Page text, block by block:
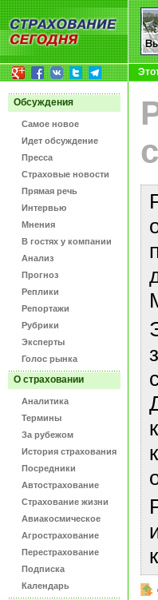
Обсуждения
Самое новое
Идет обсуждение
Пресса
Страховые новости
Прямая речь
Интервью
Мнения
В гостях у компании
Анализ
Прогноз
Реплики
Репортажи
Рубрики
Эксперты
Голос рынка
О страховании
Аналитика
Термины
За рубежом
История страхования
Посредники
Автострахование
Страхование жизни
Авиакосмическое
Агрострахование
Перестрахование
Подписка
Календарь